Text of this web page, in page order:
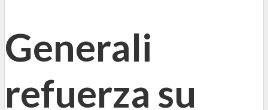
Generali
refuerza su